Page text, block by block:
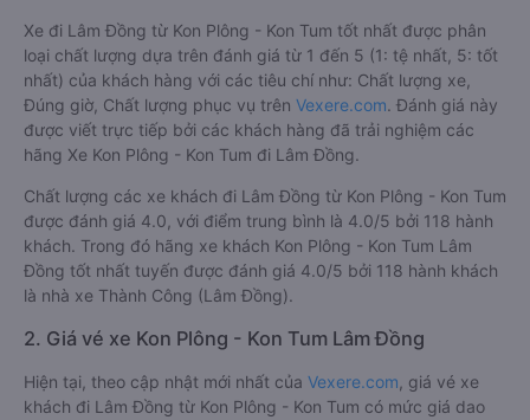
Xe đi Lâm Đồng từ Kon Plông - Kon Tum tốt nhất được phân
loại chất lượng dựa trên đánh giá từ 1 đến 5 (1: tệ nhất, 5: tốt
nhất) của khách hàng với các tiêu chí như: Chất lượng xe,
Đúng giờ, Chất lượng phục vụ trên Vexere.com. Đánh giá này
được viết trực tiếp bởi các khách hàng đã trải nghiệm các
hãng Xe Kon Plông - Kon Tum đi Lâm Đồng.
Chất lượng các xe khách đi Lâm Đồng từ Kon Plông - Kon Tum
được đánh giá 4.0, với điểm trung bình là 4.0/5 bởi 118 hành
khách. Trong đó hãng xe khách Kon Plông - Kon Tum Lâm
Đồng tốt nhất tuyến được đánh giá 4.0/5 bởi 118 hành khách
là nhà xe Thành Công (Lâm Đồng).
2. Giá vé xe Kon Plông - Kon Tum Lâm Đồng
Hiện tại, theo cập nhật mới nhất của Vexere.com , giá vé xe
khách đi Lâm Đồng từ Kon Plông - Kon Tum có mức giá dao